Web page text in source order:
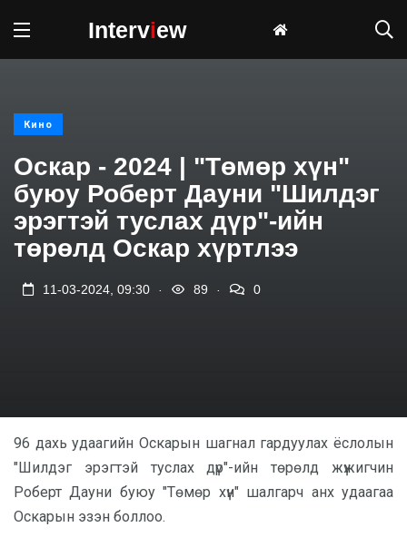
Interview
Кино
Оскар - 2024 | "Төмөр хүн"
буюу Роберт Дауни "Шилдэг
эрэгтэй туслах дүр"-ийн
төрөлд Оскар хүртлээ
11-03-2024, 09:30 89 0
96 дахь удаагийн Оскарын шагнал гардуулах ёслолын
"Шилдэг эрэгтэй туслах дүр"-ийн төрөлд жүжигчин
Роберт Дауни буюу "Төмөр хүн" шалгарч анх удаагаа
Оскарын эзэн боллоо.